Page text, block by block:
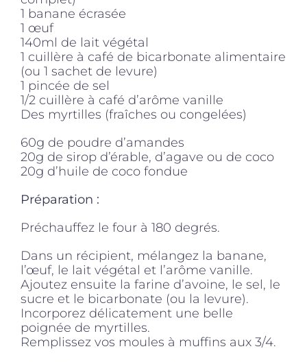
1 banane écrasée
1 œuf
140ml de lait végétal
1 cuillère à café de bicarbonate alimentaire
(ou 1 sachet de levure)
1 pincée de sel
1/2 cuillère à café d’arôme vanille
Des myrtilles (fraîches ou congelées)
60g de poudre d’amandes
20g de sirop d’érable, d’agave ou de coco
20g d’huile de coco fondue
Préparation :
Préchauffez le four à 180 degrés.
Dans un récipient, mélangez la banane,
l’œuf, le lait végétal et l’arôme vanille.
Ajoutez ensuite la farine d’avoine, le sel, le
sucre et le bicarbonate (ou la levure).
Incorporez délicatement une belle
poignée de myrtilles.
Remplissez vos moules à muffins aux 3/4.